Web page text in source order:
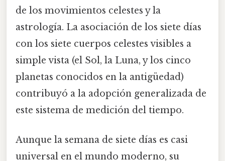
de los movimientos celestes y la
astrología. La asociación de los siete días
con los siete cuerpos celestes visibles a
simple vista (el Sol, la Luna, y los cinco
planetas conocidos en la antigüedad)
contribuyó a la adopción generalizada de
este sistema de medición del tiempo.
Aunque la semana de siete días es casi
universal en el mundo moderno, su